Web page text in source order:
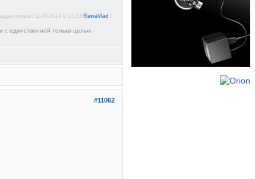
11-03-2014 в 14:53 RawaVlad .)
с единственной только целью -
#11062